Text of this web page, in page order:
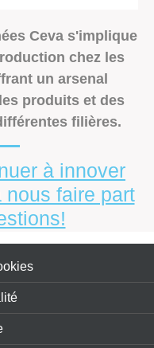
Ceva s'implique
chez les
un arsenal
produits et des
filières.
à innover
faire part